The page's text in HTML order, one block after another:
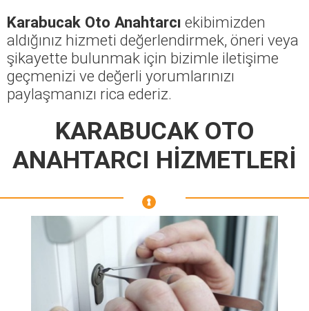
Karabucak Oto Anahtarcı ekibimizden
aldığınız hizmeti değerlendirmek, öneri veya
şikayette bulunmak için bizimle iletişime
geçmenizi ve değerli yorumlarınızı
paylaşmanızı rica ederiz.
KARABUCAK OTO
ANAHTARCI HİZMETLERİ